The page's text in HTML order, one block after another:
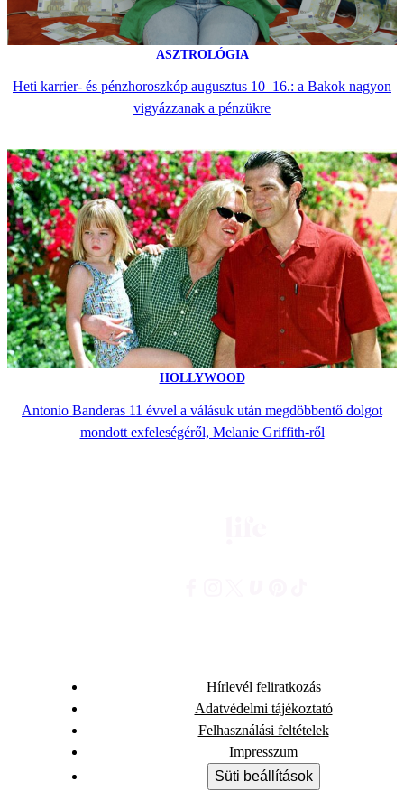
ASZTROLÓGIA
Heti karrier- és pénzhoroszkóp augusztus 10–16.: a Bakok nagyon
vigyázzanak a pénzükre
HOLLYWOOD
Antonio Banderas 11 évvel a válásuk után megdöbbentő dolgot
mondott exfeleségéről, Melanie Griffith-ről
Hírlevél feliratkozás
Adatvédelmi tájékoztató
Felhasználási feltételek
Impresszum
Süti beállítások